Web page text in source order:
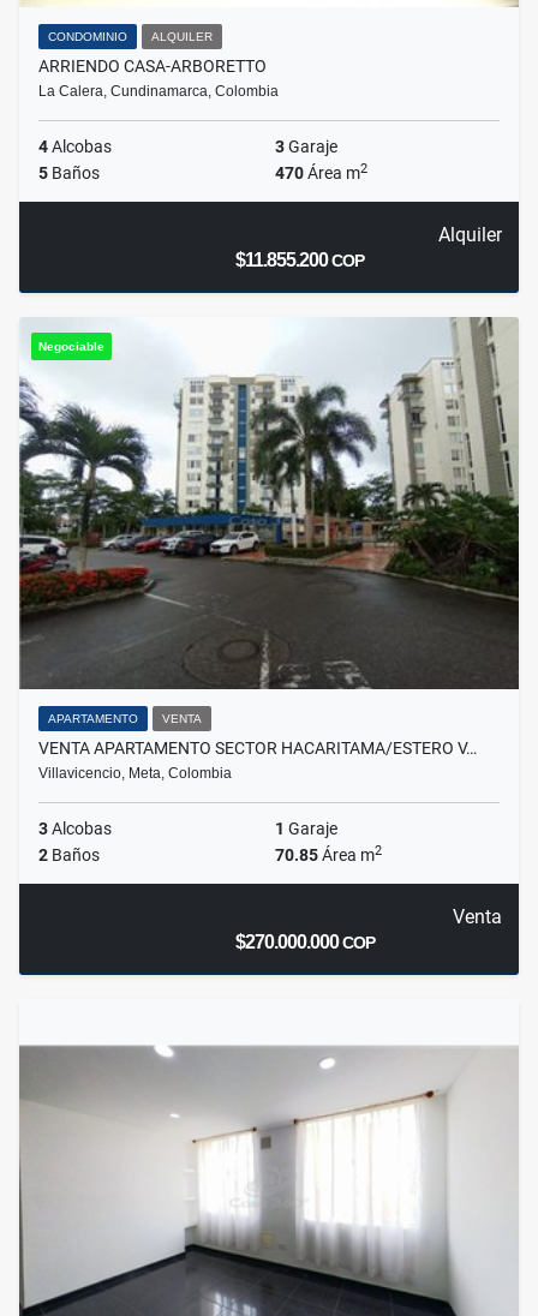
CONDOMINIO ALQUILER
ARRIENDO CASA-ARBORETTO
La Calera, Cundinamarca, Colombia
4Alcobas 3Garaje
5 Baños 470Área m2
Alquiler
$11.855.200COP
Negociable
APARTAMENTO VENTA
VENTA APARTAMENTO SECTOR HACARITAMA/ESTERO V…
Villavicencio, Meta, Colombia
3Alcobas 1 Garaje
2 Baños 70.85Área m2
Venta
$270.000.000COP